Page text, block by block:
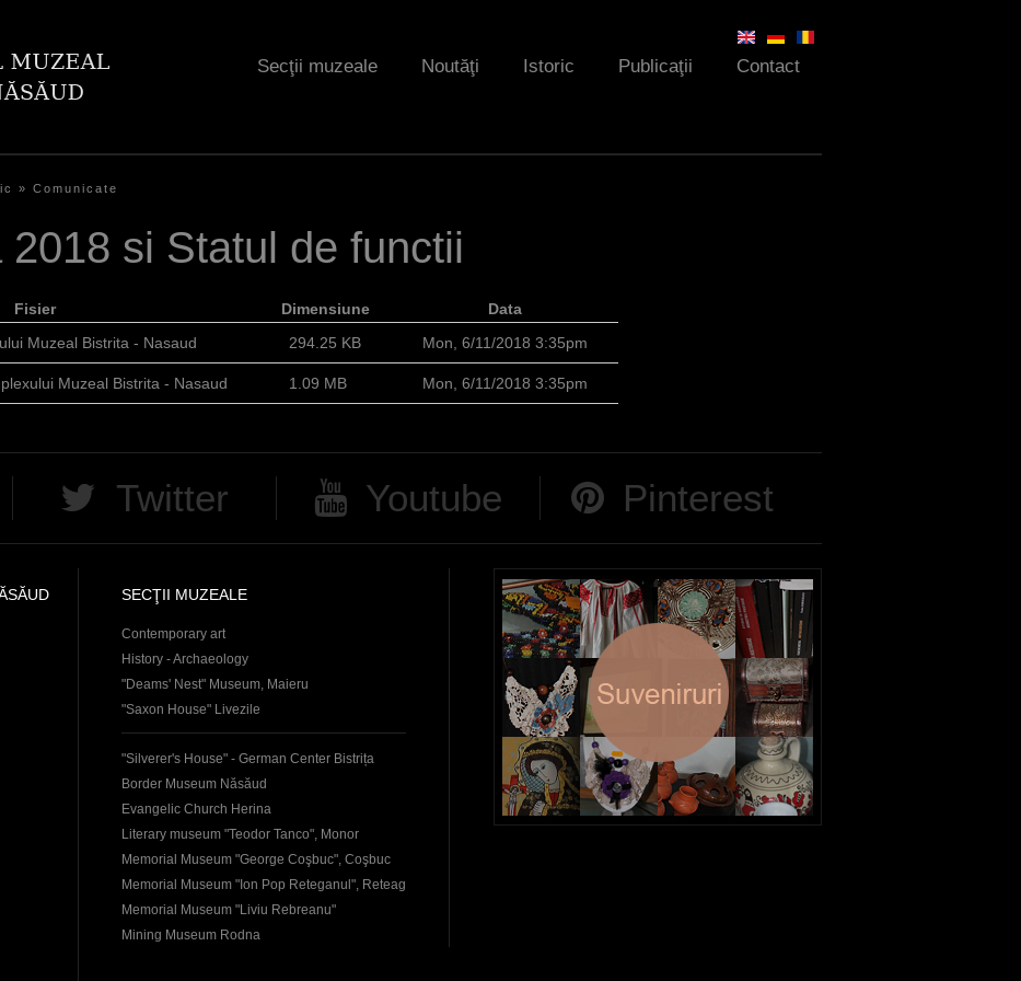
Secţii muzeale Noutăţi Istoric Publicaţii Contact
» Comunicate
2018 si Statul de functii
Fisier Dimensiune
Data
Muzeal Bistrita - Nasaud
294.25 KB Mon, 6/11/2018 3:35pm
Muzeal Bistrita - Nasaud 1.09 MB Mon, 6/11/2018 3:35pm
Twitter Youtube Pinterest
SECŢII MUZEALE
Contemporary art
History - Archaeology
"Deams' Nest" Museum, Maieru
"Saxon House" Livezile
"Silverer's House" - German Center Bistrița
Border Museum Năsăud
Evangelic Church Herina
Literary museum "Teodor Tanco", Monor
Memorial Museum "George Coşbuc", Coşbuc
Memorial Museum "Ion Pop Reteganul", Reteag
Memorial Museum "Liviu Rebreanu"
Mining Museum Rodna